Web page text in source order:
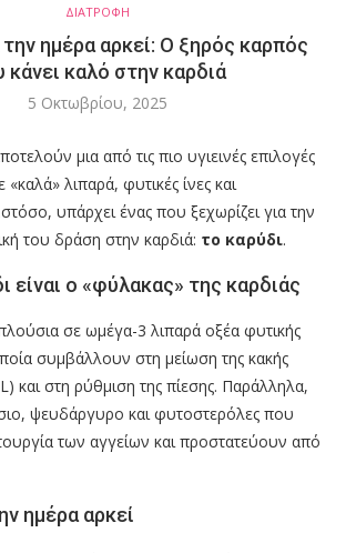
ΔΙΑΤΡΟΦΗ
ημέρα αρκεί: Ο ξηρός καρπός
κάνει καλό στην καρδιά
5 Οκτωβρίου, 2025
μια από τις πιο υγιεινές επιλογές
λιπαρά, φυτικές ίνες και
υπάρχει ένας που ξεχωρίζει για την
του δράση στην καρδιά: το καρύδι.
είναι ο «φύλακας» της καρδιάς
σε ωμέγα-3 λιπαρά οξέα φυτικής
συμβάλλουν στη μείωση της κακής
και στη ρύθμιση της πίεσης. Παράλληλα,
ψευδάργυρο και φυτοστερόλες που
των αγγείων και προστατεύουν από
ημέρα αρκεί